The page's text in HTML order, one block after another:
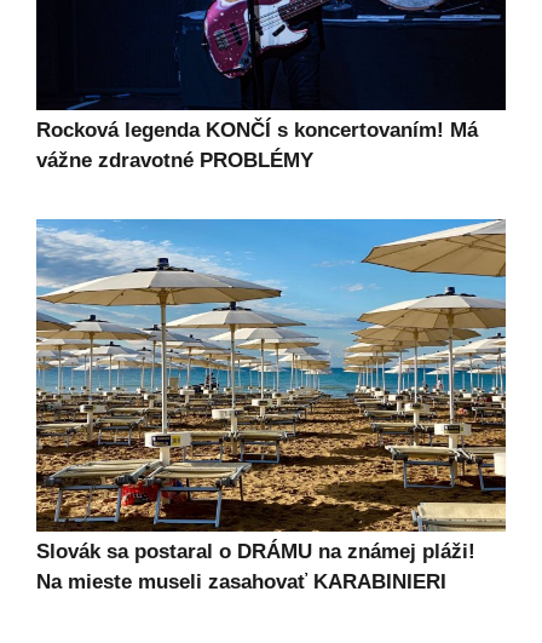
Rocková legenda KONČÍ s koncertovaním! Má
vážne zdravotné PROBLÉMY
Slovák sa postaral o DRÁMU na známej pláži!
Na mieste museli zasahovať KARABINIERI